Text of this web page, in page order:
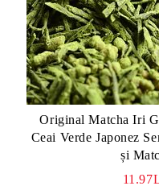
Original Matcha Iri
Ceai Verde Japonez
și